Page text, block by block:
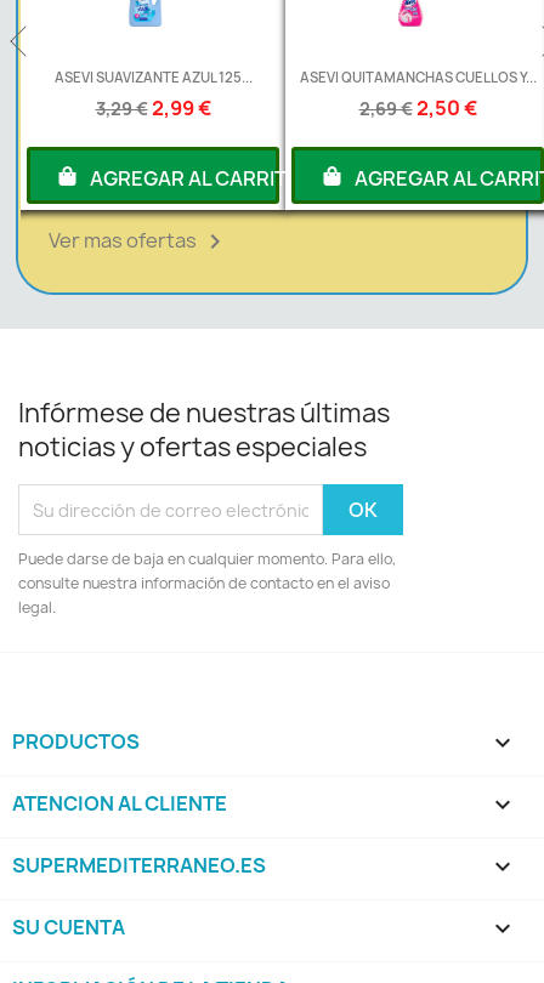
ASEVI SUAVIZANTE AZUL 125...
3,29 €2,99 €
AGREGAR AL CARRITO
ASEVI QUITAMANCHAS CUELLOS Y...
2,69 €2,50 €
AGREGAR AL
Ver mas ofertas 
Infórmese de nuestras últimas
noticias y ofertas especiales
Puede darse de baja en cualquier momento. Para ello,
consulte nuestra información de contacto en el aviso
legal.
PRODUCTOS 
ATENCION AL CLIENTE 
SUPERMEDITERRANEO.ES 
SU CUENTA 